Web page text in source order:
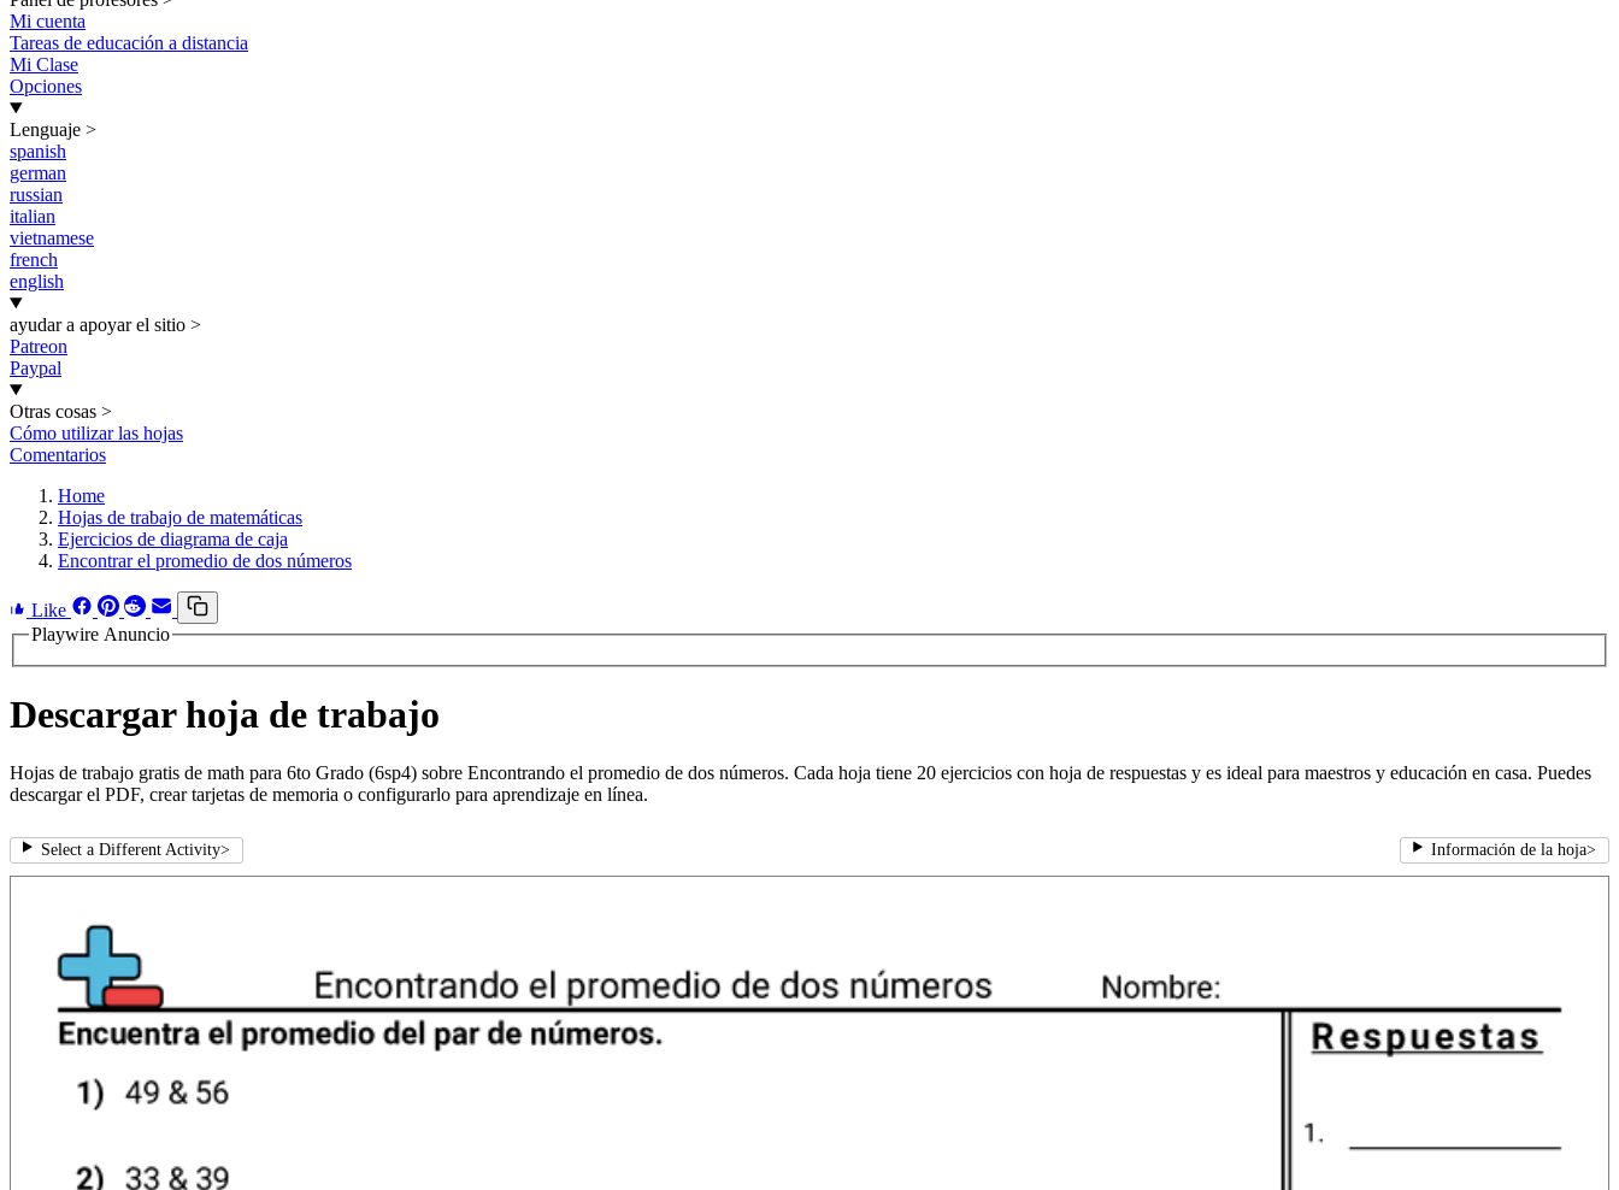
Mi cuenta
Tareas de educación a distancia
Mi Clase
Opciones
Lenguaje >
spanish
german
russian
italian
vietnamese
french
english
ayudar a apoyar el sitio >
Patreon
Paypal
Otras cosas >
Cómo utilizar las hojas
Comentarios
Home
Hojas de trabajo de matemáticas
Ejercicios de diagrama de caja
Encontrar el promedio de dos números
Like
Playwire Anuncio
Descargar hoja de trabajo
Hojas de trabajo gratis de math para 6to Grado (6sp4) sobre Encontrando el promedio de dos números. Cada hoja tiene 20 ejercicios con hoja de respuestas y es ideal para maestros y educación en casa. Puedes
descargar el PDF, crear tarjetas de memoria o configurarlo para aprendizaje en línea.
Select a Different Activity> Información de la hoja>